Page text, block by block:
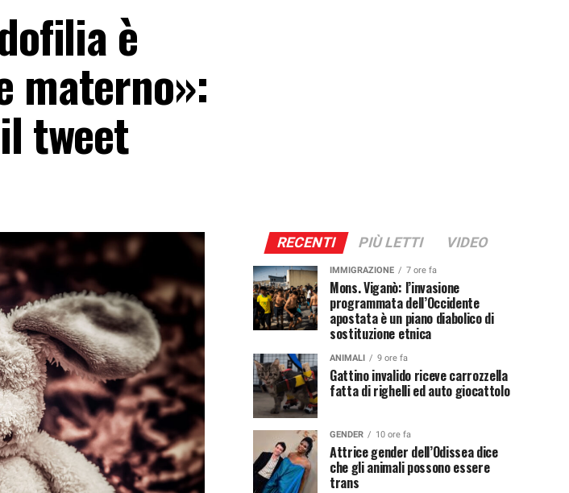
è
materno»:
tweet
RECENTI PIÙ LETTI VIDEO
IMMIGRAZIONE 7 ore fa
Mons. Viganò: l’invasione
programmata dell’Occidente
apostata è un piano diabolico di
sostituzione etnica
ANIMALI 9 ore fa
Gattino invalido riceve carrozzella
fatta di righelli ed auto giocattolo
GENDER 10 ore fa
Attrice gender dell’Odissea dice
che gli animali possono essere
trans